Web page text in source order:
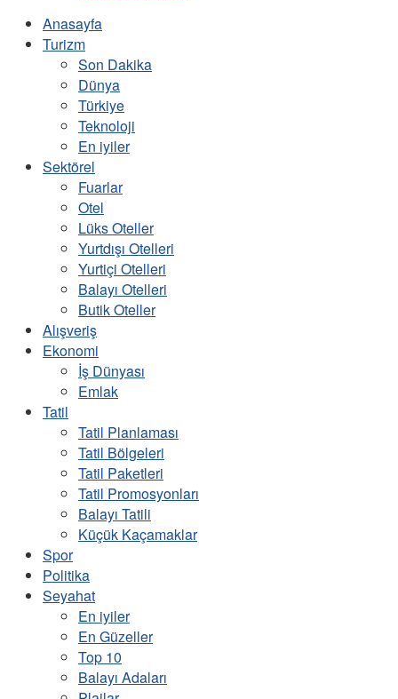
Anasayfa
Turizm
Son Dakika
Dünya
Türkiye
Teknoloji
En iyiler
Sektörel
Fuarlar
Otel
Lüks Oteller
Yurtdışı Otelleri
Yurtiçi Otelleri
Balayı Otelleri
Butik Oteller
Alışveriş
Ekonomi
İş Dünyası
Emlak
Tatil
Tatil Planlaması
Tatil Bölgeleri
Tatil Paketleri
Tatil Promosyonları
Balayı Tatili
Küçük Kaçamaklar
Spor
Politika
Seyahat
En iyiler
En Güzeller
Top 10
Balayı Adaları